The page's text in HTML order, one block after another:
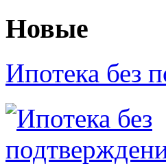
Новые
Ипотека без